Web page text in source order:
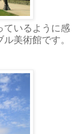
ているように感
美術館です。